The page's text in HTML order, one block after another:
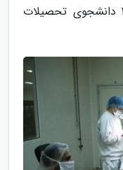
تربیت 820 دانشجوی عمومی و 296 دانشجوی تحصیلات